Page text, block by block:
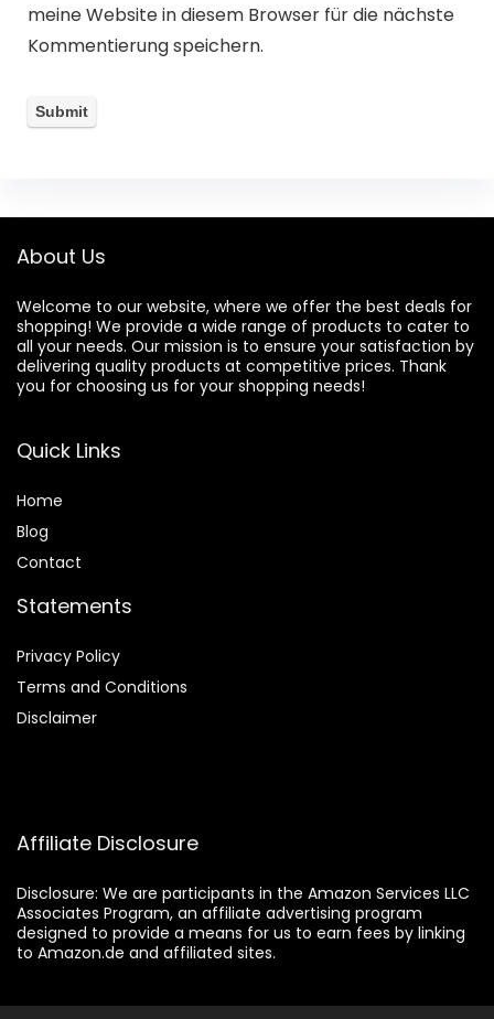
meine Website in diesem Browser für die nächste
Kommentierung speichern.
About Us
Welcome to our website, where we offer the best deals for
shopping! We provide a wide range of products to cater to
all your needs. Our mission is to ensure your satisfaction by
delivering quality products at competitive prices. Thank
you for choosing us for your shopping needs!
Quick Links
Home
Blog
Contact
Statements
Privacy Policy
Terms and Conditions
Disclaimer
Affiliate Disclosure
Disclosure: We are participants in the Amazon Services LLC
Associates Program, an affiliate advertising program
designed to provide a means for us to earn fees by linking
to Amazon.de and affiliated sites.